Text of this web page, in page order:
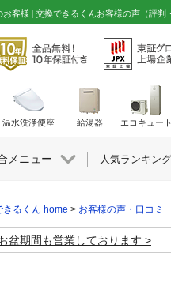
客様 | 交換できるくんお客様の声（評判
きるくん home > お客様の声・口コミ
盆期間も営業しております
温水洗浄便座 給湯器 エコキュート
メニュー 人気ランキング